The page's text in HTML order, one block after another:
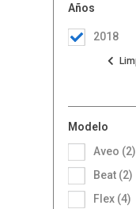
Modelo
Aveo (2)
Beat (2)
Flex (4)
Años
2018